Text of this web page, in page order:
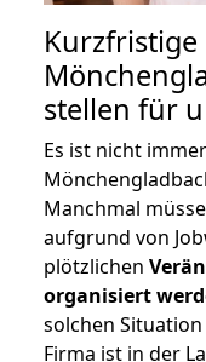
Kurzfristige
stellen für
Es ist nicht
Manchmal
aufgrund von
plötzlichen
organisiert
solchen
Firma ist in der